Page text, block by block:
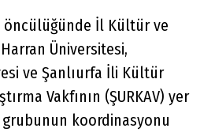
öncülüğünde İl Kültür ve
Üniversitesi,
ve Şanlıurfa İli Kültür
Vakfının (ŞURKAV) yer
grubunun koordinasyonu